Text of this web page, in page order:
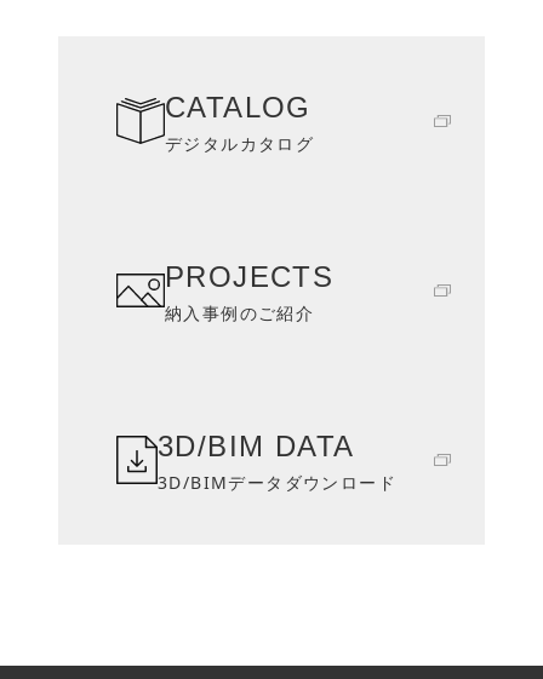
CATALOG
デジタルカタログ
PROJECTS
納入事例のご紹介
3D/BIM DATA
3D/BIMデータダウンロード